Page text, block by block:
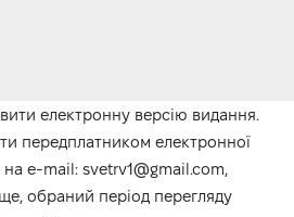
електронну версію видання.
передплатником електронної
на e-mail: svetrv1@gmail.com,
обраний період перегляду